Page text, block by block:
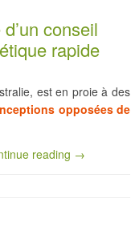
conseil
rapide
est en proie à des
opposées de
reading →